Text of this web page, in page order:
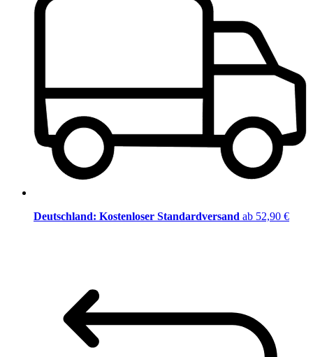
Deutschland: Kostenloser Standardversand ab 52,90 €